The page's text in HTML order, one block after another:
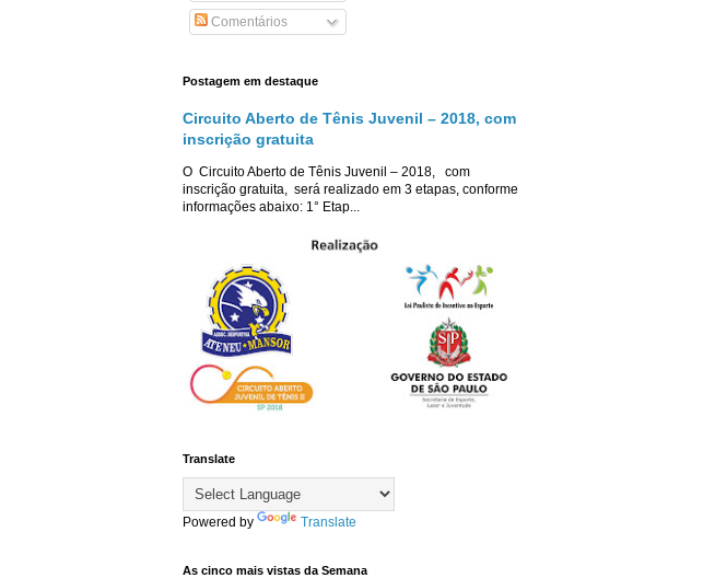
Comentários
Postagem em destaque
Circuito Aberto de Tênis Juvenil – 2018, com
inscrição gratuita
O Circuito Aberto de Tênis Juvenil – 2018, com
inscrição gratuita, será realizado em 3 etapas, conforme
informações abaixo: 1° Etap...
Translate
Powered by Translate
As cinco mais vistas da Semana